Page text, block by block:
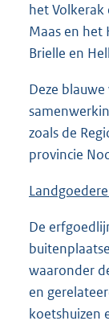
het Volkerak
Maas en het
Brielle en
Deze
zoals de
provincie
De
waaronder
en
koetshuizen